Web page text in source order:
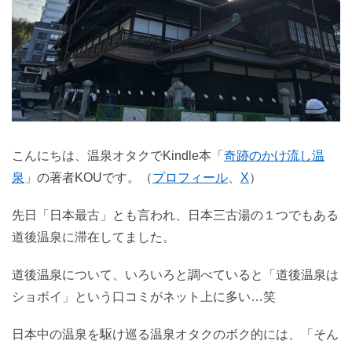
こんにちは、温泉オタクでKindle本「 奇跡のかけ流し温
泉 」の著者KOUです。（プロフィール X）
先日「日本最古」とも言われ、日本三古湯の１つでもある
道後温泉に滞在してました。
道後温泉について、いろいろと調べていると「道後温泉は
ショボイ」という口コミがネット上に多い…笑
日本中の温泉を駆け巡る温泉オタクのボク的には、「そん